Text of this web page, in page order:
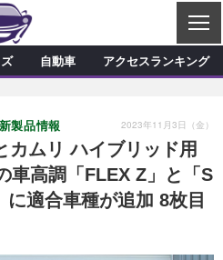
C
L
S
ショップ訪問記
デモカー製作記
カスタマイズ新製品情報
カーグッズ新製品情報
自動車 アクセスランキング
カムリ ハイブリッド用
車高調「FLEX Z」と「S
に適合車種が追加 8枚目
製品情報 2023年11月3日（金）